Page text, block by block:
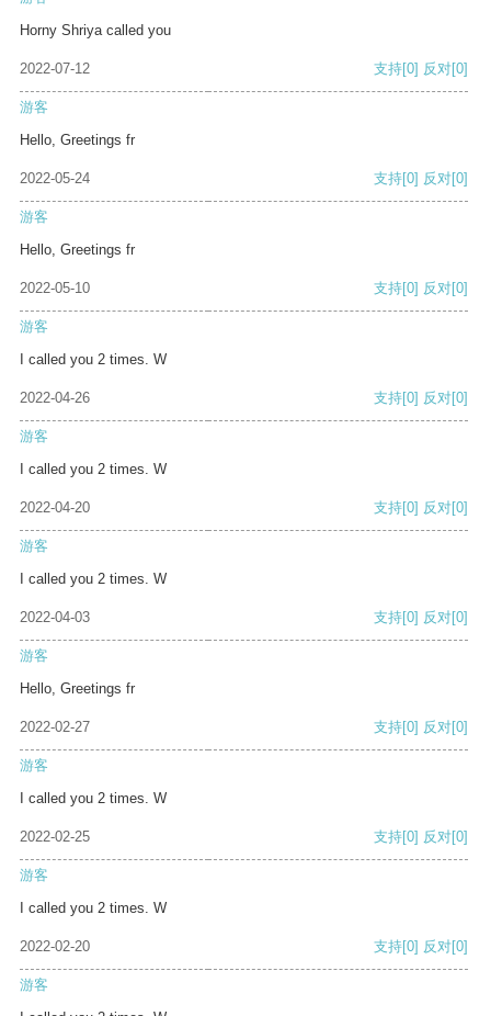
Horny Shriya called you
2022-07-12 支持[0] 反对[0]
游客
Hello, Greetings fr
2022-05-24 支持[0] 反对[0]
游客
Hello, Greetings fr
2022-05-10 支持[0] 反对[0]
游客
I called you 2 times. W
2022-04-26 支持[0] 反对[0]
游客
I called you 2 times. W
2022-04-20 支持[0] 反对[0]
游客
I called you 2 times. W
2022-04-03 支持[0] 反对[0]
游客
Hello, Greetings fr
2022-02-27 支持[0] 反对[0]
游客
I called you 2 times. W
2022-02-25 支持[0] 反对[0]
游客
I called you 2 times. W
2022-02-20 支持[0] 反对[0]
游客